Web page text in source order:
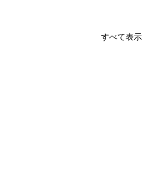
すべて表示